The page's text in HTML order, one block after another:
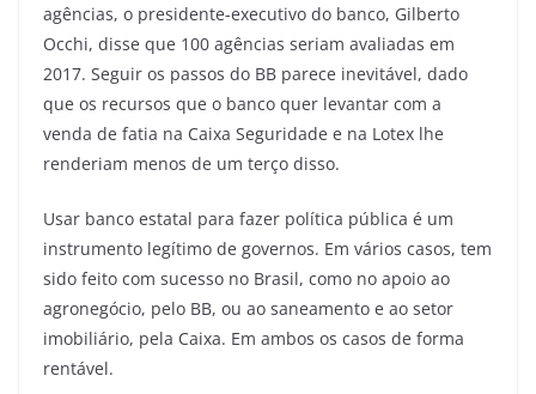
agências, o presidente-executivo do banco, Gilberto
Occhi, disse que 100 agências seriam avaliadas em
2017. Seguir os passos do BB parece inevitável, dado
que os recursos que o banco quer levantar com a
venda de fatia na Caixa Seguridade e na Lotex lhe
renderiam menos de um terço disso.
Usar banco estatal para fazer política pública é um
instrumento legítimo de governos. Em vários casos, tem
sido feito com sucesso no Brasil, como no apoio ao
agronegócio, pelo BB, ou ao saneamento e ao setor
imobiliário, pela Caixa. Em ambos os casos de forma
rentável.